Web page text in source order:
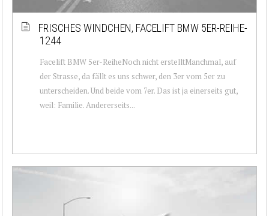
FRISCHES WINDCHEN, FACELIFT BMW 5ER-REIHE-
1244
Facelift BMW 5er-ReiheNoch nicht erstelltManchmal, auf
der Strasse, da fällt es uns schwer, den 3er vom 5er zu
unterscheiden. Und beide vom 7er. Das ist ja einerseits gut,
weil: Familie. Andererseits...